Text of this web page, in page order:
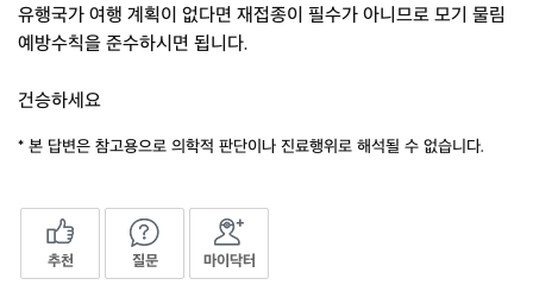
유행국가 여행 계획이 없다면 재접종이 필수가 아니므로 모기 물림
예방수칙을 준수하시면 됩니다.
건승하세요
* 본 답변은 참고용으로 의학적 판단이나 진료행위로 해석될 수 없습니다.
추천 질문 마이닥터